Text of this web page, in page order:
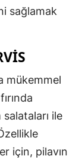
sağlamak
mükemmel
ile
için, pilavın